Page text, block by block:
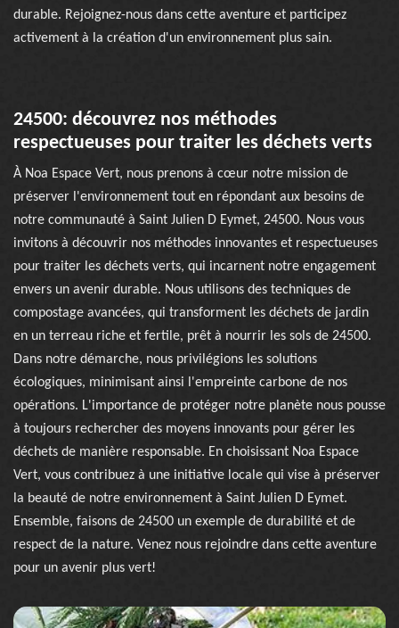
durable. Rejoignez-nous dans cette aventure et participez
activement à la création d'un environnement plus sain.
24500: découvrez nos méthodes
respectueuses pour traiter les déchets verts
À Noa Espace Vert, nous prenons à cœur notre mission de
préserver l'environnement tout en répondant aux besoins de
notre communauté à Saint Julien D Eymet, 24500. Nous vous
invitons à découvrir nos méthodes innovantes et respectueuses
pour traiter les déchets verts, qui incarnent notre engagement
envers un avenir durable. Nous utilisons des techniques de
compostage avancées, qui transforment les déchets de jardin
en un terreau riche et fertile, prêt à nourrir les sols de 24500.
Dans notre démarche, nous privilégions les solutions
écologiques, minimisant ainsi l'empreinte carbone de nos
opérations. L'importance de protéger notre planète nous pousse
à toujours rechercher des moyens innovants pour gérer les
déchets de manière responsable. En choisissant Noa Espace
Vert, vous contribuez à une initiative locale qui vise à préserver
la beauté de notre environnement à Saint Julien D Eymet.
Ensemble, faisons de 24500 un exemple de durabilité et de
respect de la nature. Venez nous rejoindre dans cette aventure
pour un avenir plus vert!